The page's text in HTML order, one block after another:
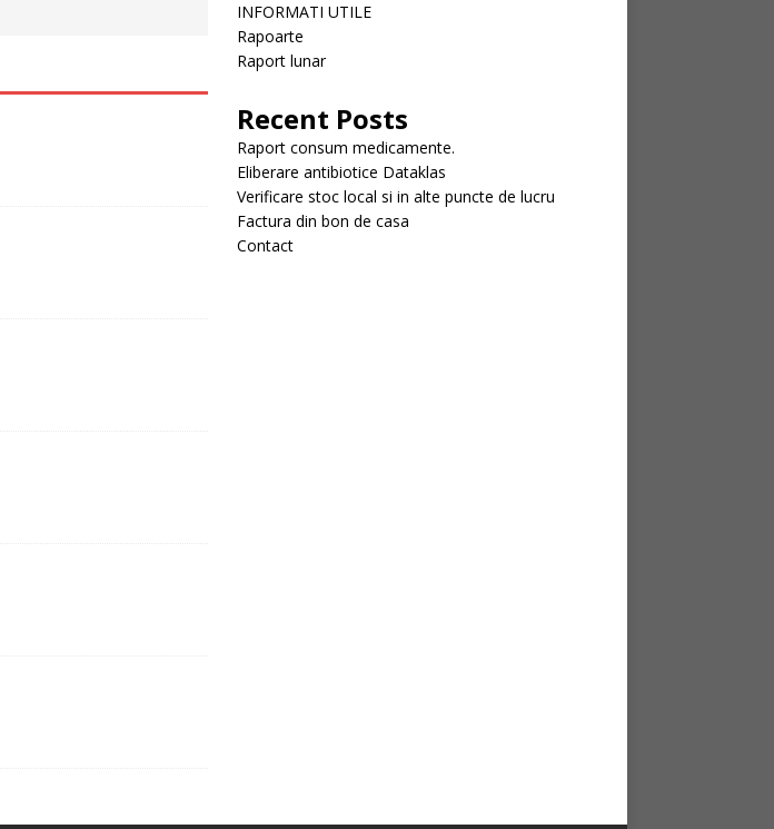
INFORMATI UTILE
Rapoarte
Raport lunar
Recent Posts
Raport consum medicamente.
Eliberare antibiotice Dataklas
Verificare stoc local si in alte puncte de lucru
Factura din bon de casa
Contact